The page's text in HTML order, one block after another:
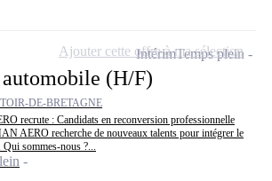
(H/F)
DE-BRETAGNE
recrute : Candidats en reconversion professionnelle
AERO recherche de nouveaux talents pour intégrer le
sommes-nous ?...
IntérimTemps plein
Ajouter cette offre à ma sélection